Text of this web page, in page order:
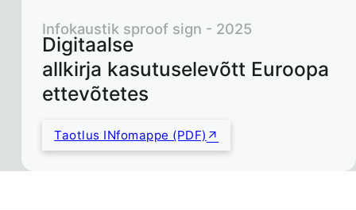
Digitaalse
allkirja kasutuselevõtt Euroopa
ettevõtetes
Infokaustik sproof sign - 2025
Taotlus INfomappe (PDF)